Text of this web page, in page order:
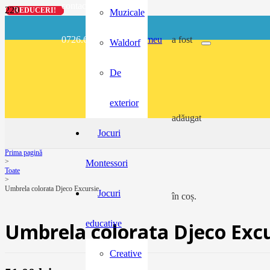
contact@buzunarel.ro
0726.697.486 meu a fost
adăugat
în coș.
Muzicale
Waldorf
De
exterior
Jocuri
Montessori
Jocuri
educative
Creative
Prima pagină
>
Toate
>
Umbrela colorata Djeco Excursie
Umbrela colorata Djeco
REDUCERI!
REDUCERI!
REDUCERI!
REDUCERI!